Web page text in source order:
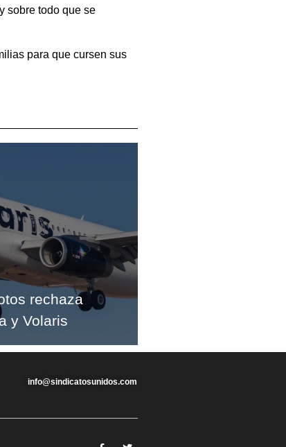
sobre todo que se
para que cursen sus
rechaza
y Volaris
info@sindicatosunidos.com